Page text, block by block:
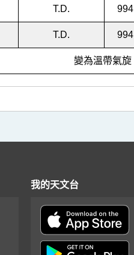
T.D. 994
T.D. 994
變為溫帶氣旋
我的天文台